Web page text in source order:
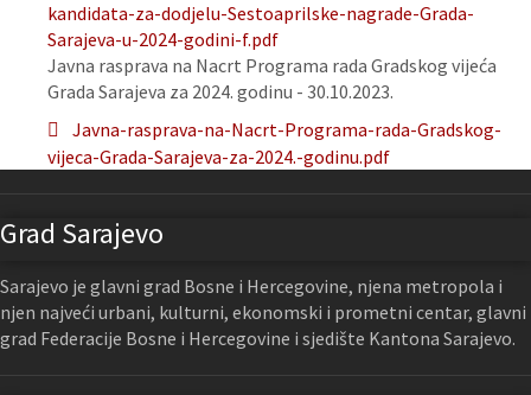
kandidata-za-dodjelu-Sestoaprilske-nagrade-Grada-
Sarajeva-u-2024-godini-f.pdf
Javna rasprava na Nacrt Programa rada Gradskog vijeća
Grada Sarajeva za 2024. godinu - 30.10.2023.
Javna-rasprava-na-Nacrt-Programa-rada-Gradskog-
vijeca-Grada-Sarajeva-za-2024.-godinu.pdf
Grad Sarajevo
Sarajevo je glavni grad Bosne i Hercegovine, njena metropola i
njen najveći urbani, kulturni, ekonomski i prometni centar, glavni
grad Federacije Bosne i Hercegovine i sjedište Kantona Sarajevo.